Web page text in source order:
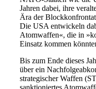
Jahren dabei, ihre
Ära der
Die USA entwickeln
Atomwaffen«, die in
Einsatz kommen
Bis zum Ende dieses
über ein
strategischer Waffen